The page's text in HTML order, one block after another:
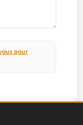
pour